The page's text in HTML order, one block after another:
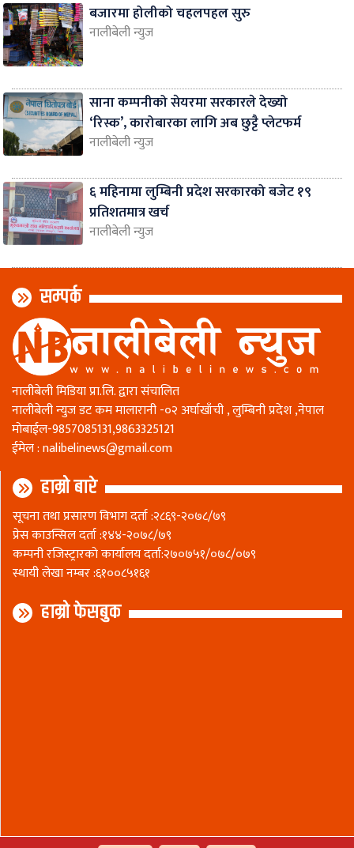
बजारमा होलीको चहलपहल सुरु
नालीबेली न्युज
साना कम्पनीको सेयरमा सरकारले देख्यो
‘रिस्क’, कारोबारका लागि अब छुट्टै प्लेटफर्म
नालीबेली न्युज
६ महिनामा लुम्बिनी प्रदेश सरकारको बजेट १९
प्रतिशतमात्र खर्च
नालीबेली न्युज
सम्पर्क
नालीबेली मिडिया प्रा.लि. द्वारा संचालित
नालीबेली न्युज डट कम मालारानी -०२ अर्घाखाँची , लुम्बिनी प्रदेश ,नेपाल
माेबाईल-9857085131,9863325121
ईमेल :nalibelinews@gmail.com
हाम्रो बारे
सूचना तथा प्रसारण विभाग दर्ता :२८६९-२०७८/७९
प्रेस काउन्सिल दर्ता :१४४-२०७८/७९
कम्पनी रजिस्ट्रारकाे कार्यालय दर्ता:२७०७५१/०७८/०७९
स्थायी लेखा नम्बर :६१००८५१६१
हाम्रो फेसबुक